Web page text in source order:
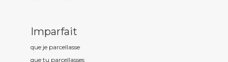
Imparfait
que je parcellasse
que tu parcellasses